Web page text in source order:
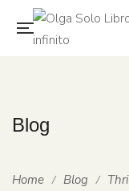
Blog
Home Blog